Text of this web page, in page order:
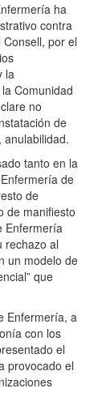
ha
contra
por el
la
Comunidad
no
de
tanto en la
de
de
de manifiesto
Enfermería
rechazo al
un modelo de
que
Enfermería, a
con los
el
provocado el